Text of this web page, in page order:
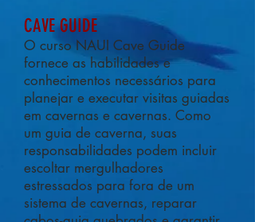
CAVE GUIDE
O curso NAUI Cave Guide
fornece as habilidades e
conhecimentos necessários para
planejar e executar visitas guiadas
em cavernas e cavernas. Como
um guia de caverna, suas
responsabilidades podem incluir
escoltar mergulhadores
estressados ​​para fora de um
sistema de cavernas, reparar